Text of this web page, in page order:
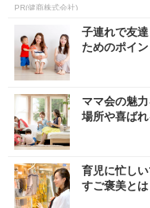
PR(健商株式会社)
子連れで友
ためのポイン
ママ会の魅
場所や喜ば
育児に忙し
すご褒美とは